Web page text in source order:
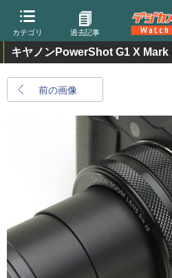
カテゴリ 過去記事
キヤノンPowerShot G1 X Mark II
前の画像